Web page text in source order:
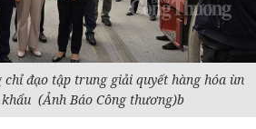
đạo tập trung giải quyết hàng hóa ùn
(Ảnh Báo Công thương)b